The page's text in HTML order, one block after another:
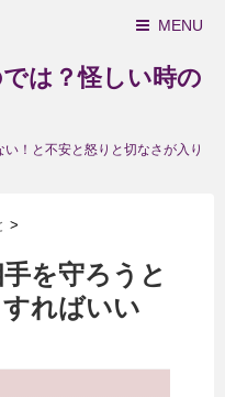
MENU
は？怪しい時の
！と不安と怒りと切なさが入り
>
を守ろうと
ればいい